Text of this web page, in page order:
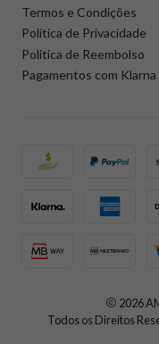
Termos e Condições
Política de Privacidade
Politica de Reembolso
Pagamentos com Klarna
2026
Todos os Direitos